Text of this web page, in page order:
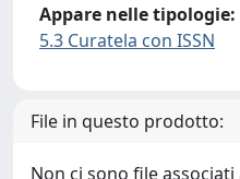
Appare nelle tipologie:
5.3 Curatela con ISSN
File in questo prodotto:
Non ci sono file